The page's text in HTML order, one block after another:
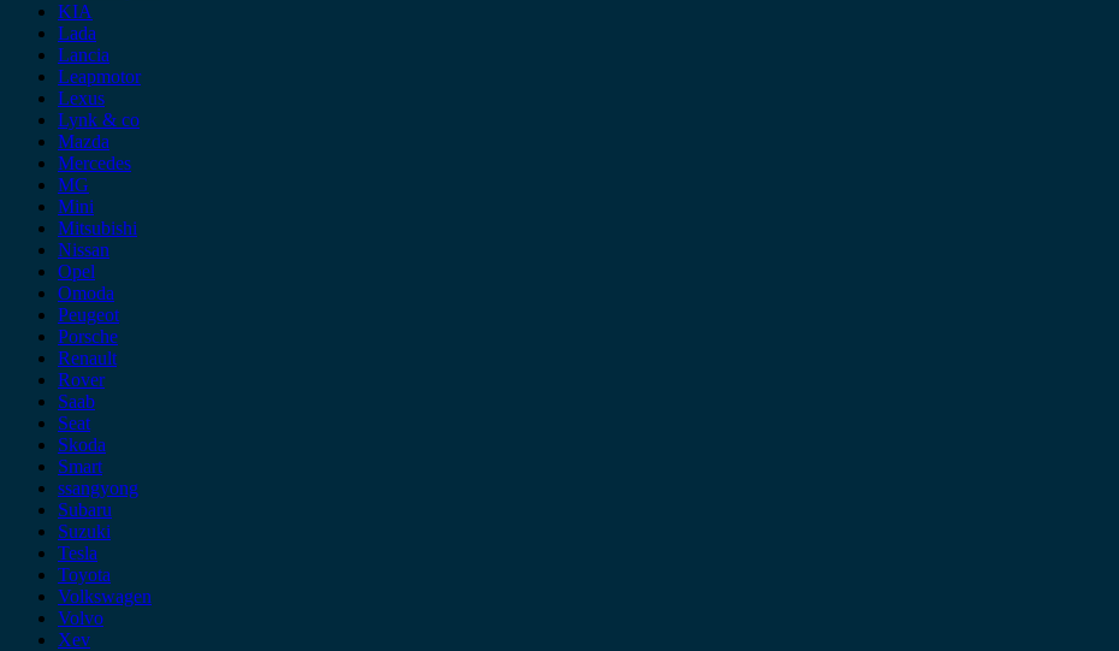
KIA
Lada
Lancia
Leapmotor
Lexus
Lynk & co
Mazda
Mercedes
MG
Mini
Mitsubishi
Nissan
Opel
Omoda
Peugeot
Porsche
Renault
Rover
Saab
Seat
Skoda
Smart
ssangyong
Subaru
Suzuki
Tesla
Toyota
Volkswagen
Volvo
Xev